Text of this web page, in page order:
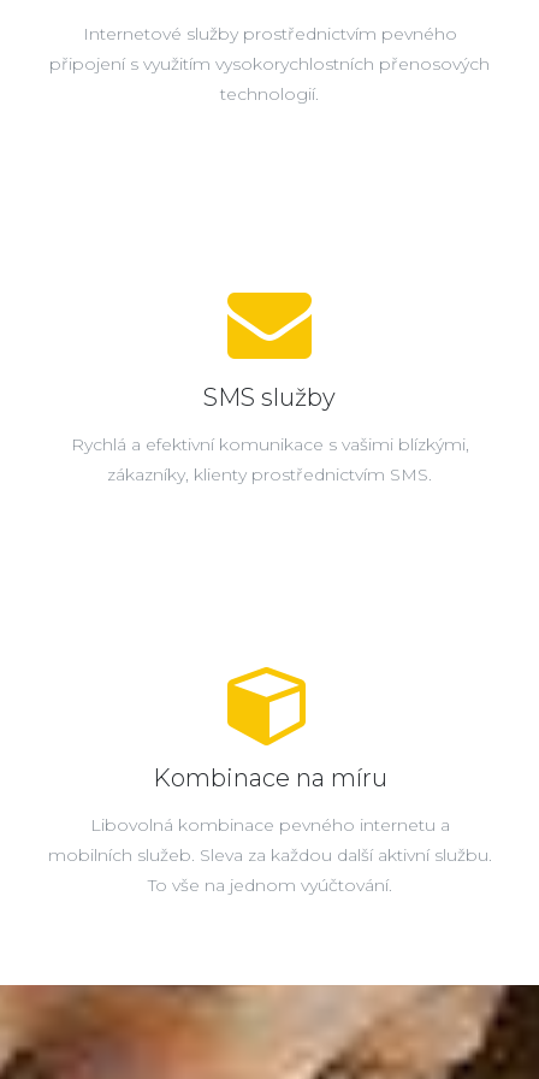
Internetové služby prostřednictvím pevného
připojení s využitím vysokorychlostních přenosových
technologií.
SMS služby
Rychlá a efektivní komunikace s vašimi blízkými,
zákazníky, klienty prostřednictvím SMS.
Kombinace na míru
Libovolná kombinace pevného internetu a
mobilních služeb. Sleva za každou další aktivní službu.
To vše na jednom vyúčtování.